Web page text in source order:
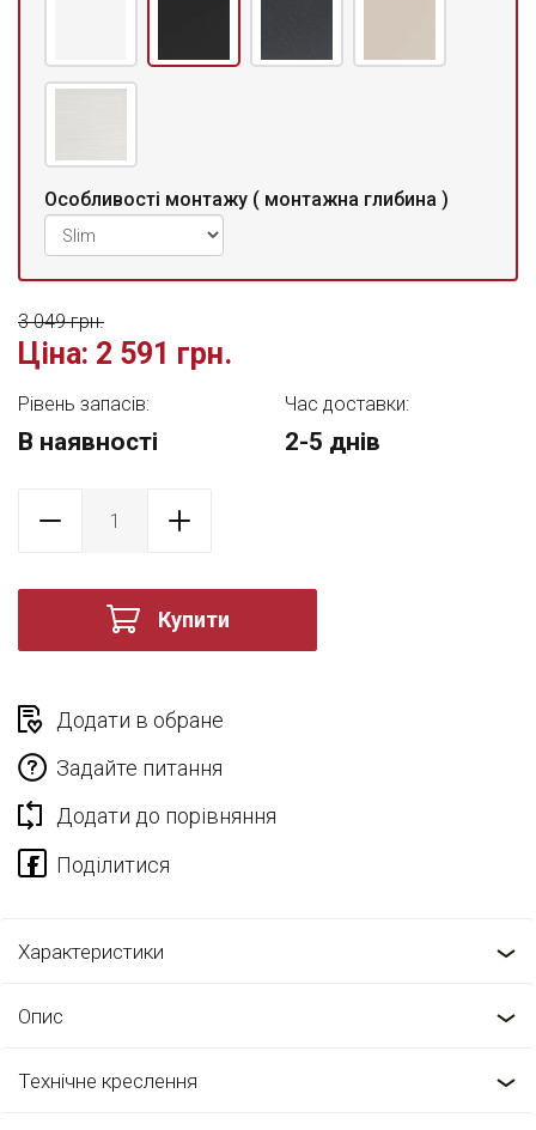
Особливості монтажу ( монтажна глибина )
Ціна: 2 591 грн.
3 049 грн.
Рівень запасів:
В наявності
Час доставки:
2-5 днів
Купити
Додати в обране
Задайте питання
Додати до порівняння
Характеристики
Опис
Технічне креслення